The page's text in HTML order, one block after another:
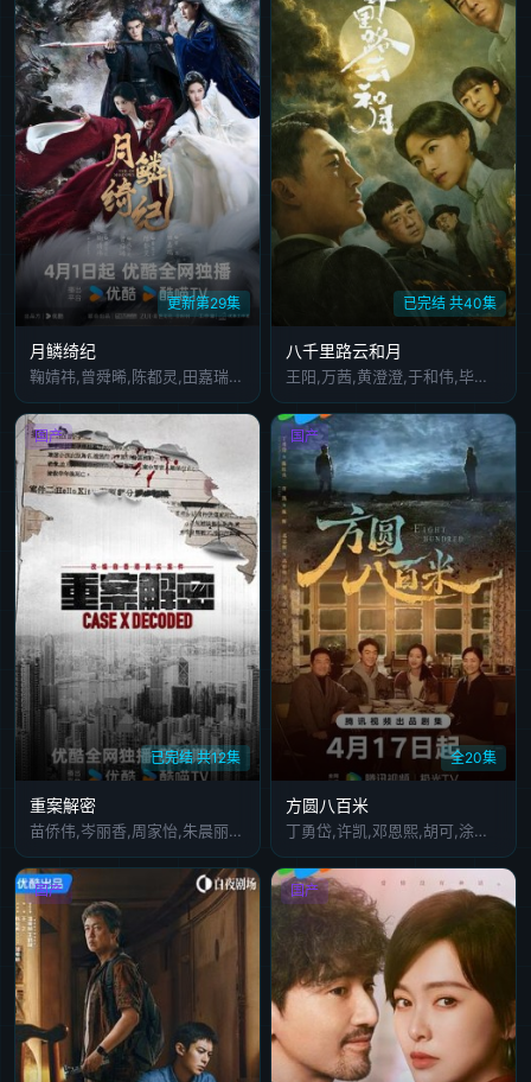
更新第29集
月鳞绮纪
鞠婧祎,曾舜晞,陈都灵,田嘉瑞,闫桉,饶嘉迪,高嘉妍,左宸屹,欧米德,吴晗,邬正容,高梓添,夏之光,江一燕,章时安,范世錡,刘宇,汪铎,姜贞羽,常华森,金靖,陈若轩,孙晨竣
已完结 共40集
八千里路云和月
王阳,万茜,黄澄澄,于和伟,毕彦君,王和,张桐,丁柳元,曹磊,张晶伟,曹卫宇,冯筱童,苏青,刘欢,胡静,来喜,孔雁
国产
已完结 共12集
重案解密
苗侨伟,岑丽香,周家怡,朱晨丽,梁靖琪,李天翔,胡炯龙,何珮瑜,洪永城,梁诺妍,梁烈唯,张松枝,艾威,谢天华,陈嘉宝,谭旻萱,何嘉莉
国产
全20集
方圆八百米
丁勇岱,许凯,邓恩熙,胡可,涂松岩,曲栅栅,赵麒,苏鑫,何奉天,鲁照华,付万达,任正斌,骆达华,张潮,王若衫,王沛禄,赵千紫,王汀
国产 国产